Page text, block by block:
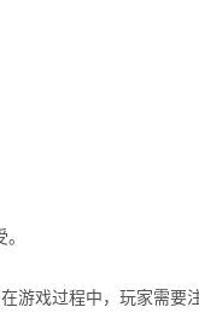
游戏过程中，玩家需要